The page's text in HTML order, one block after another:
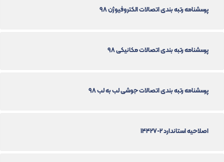
پرسشنامه رتبه بندی اتصالات الکتروفیوژن 98
پرسشنامه رتبه بندی اتصالات مکانیکی 98
پرسشنامه رتبه بندی اتصالات جوشی لب به لب 98
اصلاحیه استاندارد 2-14427